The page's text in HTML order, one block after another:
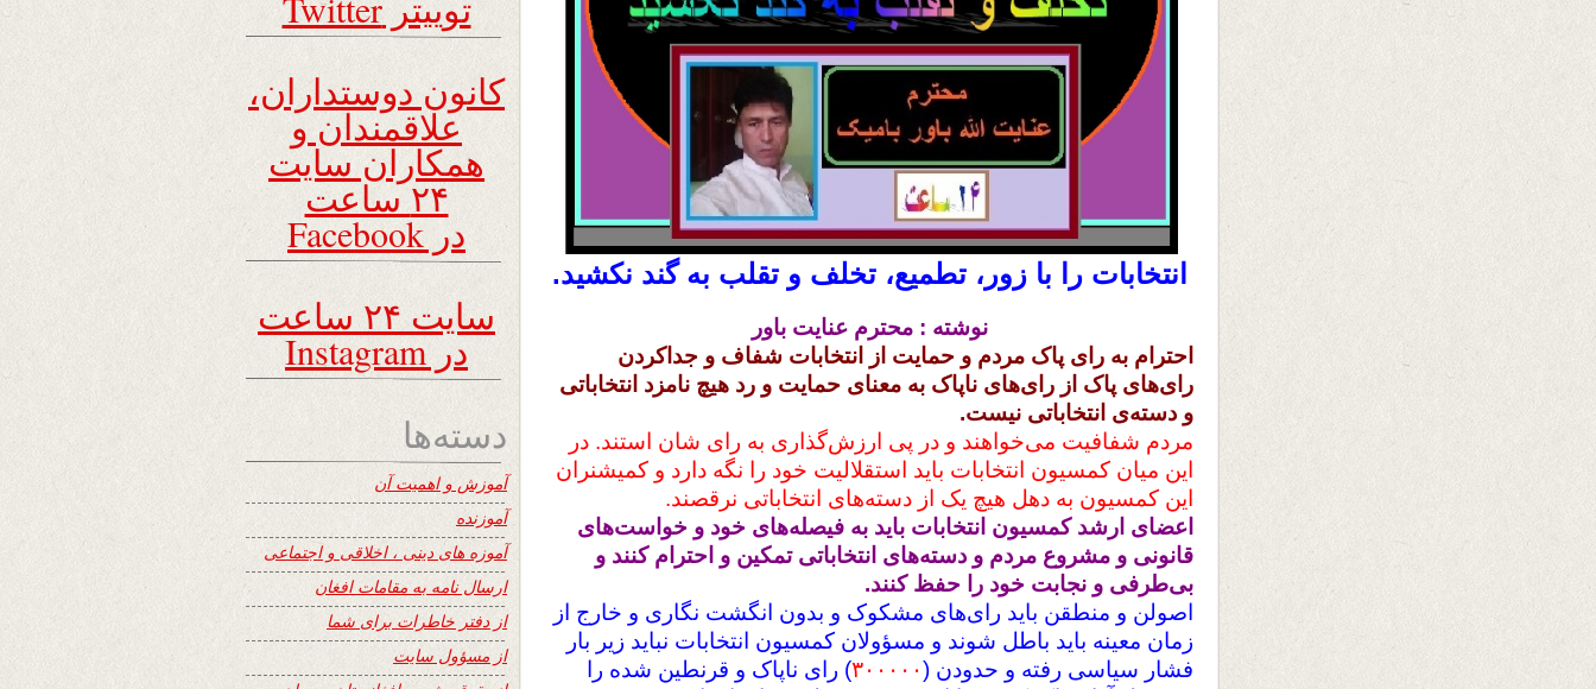
انتخابات را با زور، تطمیع، تخلف و تقلب به گند نکشید.
نوشته : محترم عنایت باور
احترام به رای پاک مردم و حمایت از انتخابات شفاف و جداکردن
رای‌های پاک از رای‌های ناپاک به معنای حمایت و رد هیچ نامزد انتخاباتی
و دسته‌ی انتخاباتی نیست.
مردم شفافیت می‌خواهند و در پی ارزش‌گذاری به رای شان استند. در
این میان کمسیون انتخابات باید استقلالیت خود را نگه‌ دارد و کمیشنران
این کمسیون به دهل هیچ یک از دسته‌های انتخاباتی نرقصند.
اعضای ارشد کمسیون انتخابات باید به فیصله‌های خود و خواست‌های
قانونی و مشروع مردم و دسته‌های انتخاباتی تمکین و احترام کنند و
بی‌طرفی و نجابت خود را حفظ کنند.
اصولن و منطقن باید رای‌های مشکوک و بدون انگشت‌ نگاری و خارج از
زمان معینه باید باطل شوند و مسؤولان کمسیون انتخابات نباید زیر بار
فشار سیاسی رفته و حدودن (۳۰۰۰۰۰) رای ناپاک و قرنطین شده را
کانون دوستداران،
علاقمندان و
همکاران سایت
۲۴ ساعت
در Facebook
سایت ۲۴ ساعت
در Instagram
دسته‌ها
آموزش و اهمیت آن
آموزنده
آموزه های دینی ، اخلاقی و اجتماعی
ارسال نامه به مقامات افغان
از دفتر خاطرات برای شما
از مسؤول سایت